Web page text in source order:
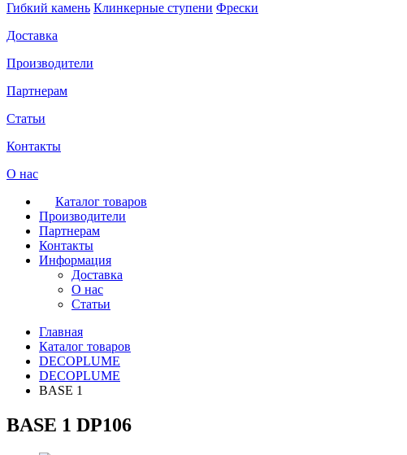
Гибкий камень Клинкерные ступени Фрески
Доставка
Производители
Партнерам
Статьи
Контакты
О нас
Каталог товаров
Производители
Партнерам
Контакты
Информация
Доставка
О нас
Статьи
Главная
Каталог товаров
DECOPLUME
DECOPLUME
BASE 1
BASE 1 DP106